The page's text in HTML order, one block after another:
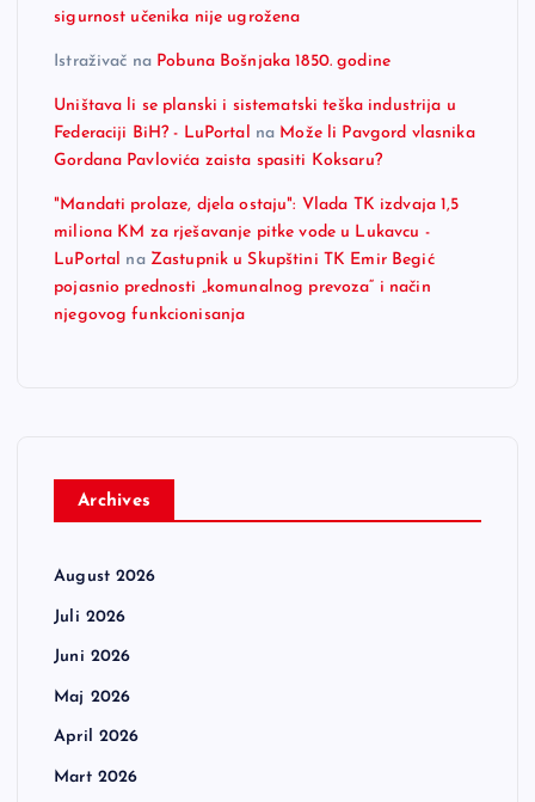
sigurnost učenika nije ugrožena
Istraživač na Pobuna Bošnjaka 1850. godine
Uništava li se planski i sistematski teška industrija u
Federaciji BiH? - LuPortal na Može li Pavgord vlasnika
Gordana Pavlovića zaista spasiti Koksaru?
"Mandati prolaze, djela ostaju": Vlada TK izdvaja 1,5
miliona KM za rješavanje pitke vode u Lukavcu -
LuPortal na Zastupnik u Skupštini TK Emir Begić
pojasnio prednosti „komunalnog prevoza“ i način
njegovog funkcionisanja
Archives
August 2026
Juli 2026
Juni 2026
Maj 2026
April 2026
Mart 2026